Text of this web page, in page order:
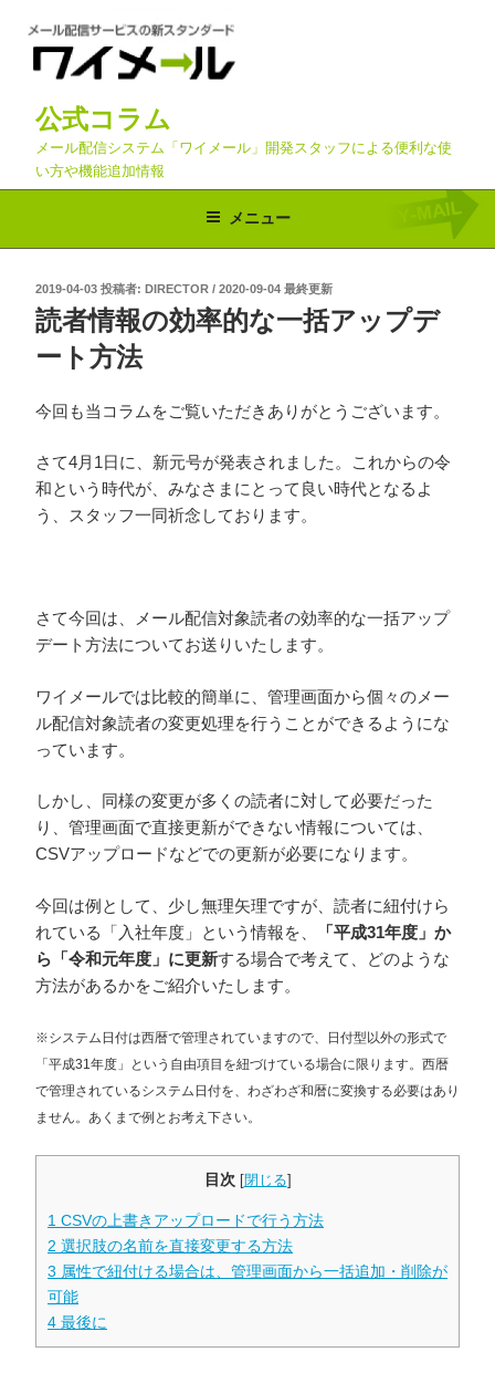
プ
公式コラム
メール配信システム「ワイメール」開発スタッフによる便利な使
い方や機能追加情報
メニュー
投
稿
日:
2019-04-03 投稿者: DIRECTOR / 2020-09-04 最終更新
読者情報の効率的な一括アップデ
ート方法
今回も当コラムをご覧いただきありがとうございます。
さて4月1日に、新元号が発表されました。これからの令
和という時代が、みなさまにとって良い時代となるよ
う、スタッフ一同祈念しております。
さて今回は、メール配信対象読者の効率的な一括アップ
デート方法についてお送りいたします。
ワイメールでは比較的簡単に、管理画面から個々のメー
ル配信対象読者の変更処理を行うことができるようにな
っています。
しかし、同様の変更が多くの読者に対して必要だった
り、管理画面で直接更新ができない情報については、
CSVアップロードなどでの更新が必要になります。
今回は例として、少し無理矢理ですが、読者に紐付けら
れている「入社年度」という情報を、
「平成31年度」か
ら「令和元年度」に更新する場合で考えて、どのような
方法があるかをご紹介いたします。
※システム日付は西暦で管理されていますので、日付型以外の形式で
「平成31年度」という自由項目を紐づけている場合に限ります。西暦
で管理されているシステム日付を、わざわざ和暦に変換する必要はあり
ません。あくまで例とお考え下さい。
目次 [閉じる]
1 CSVの上書きアップロードで行う方法
2 選択肢の名前を直接変更する方法
3 属性で紐付ける場合は、管理画面から一括追加・削除が
可能
4 最後に